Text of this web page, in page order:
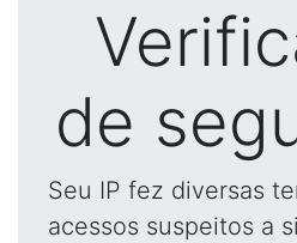
de
Seu IP fez diversas
acessos suspeitos a